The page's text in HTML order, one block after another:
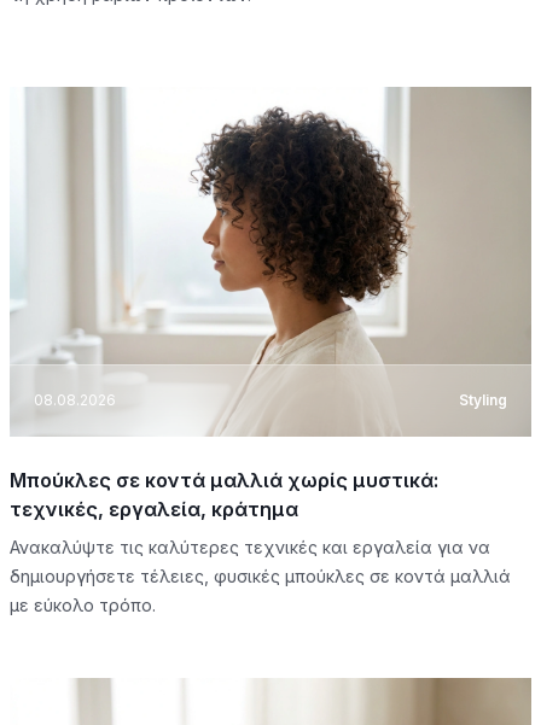
08.08.2026 Styling
Μπούκλες σε κοντά μαλλιά χωρίς μυστικά:
τεχνικές, εργαλεία, κράτημα
Ανακαλύψτε τις καλύτερες τεχνικές και εργαλεία για να
δημιουργήσετε τέλειες, φυσικές μπούκλες σε κοντά μαλλιά
με εύκολο τρόπο.